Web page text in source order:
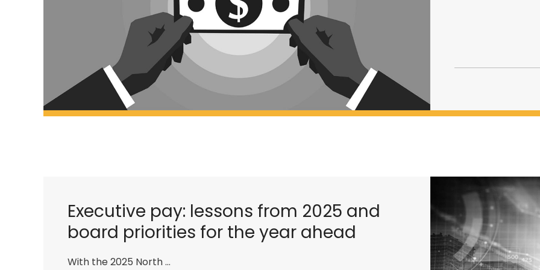
Executive pay: lessons from 2025 and
board priorities for the year ahead
With the 2025 North …